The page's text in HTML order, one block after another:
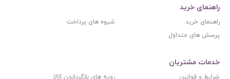
راهنمای خرید
راهنمای خرید
شیوه های پرداخت
پرسش های متداول
خدمات مشتریان
شرایط و قوانین
رویه های بازگرداندن کالا